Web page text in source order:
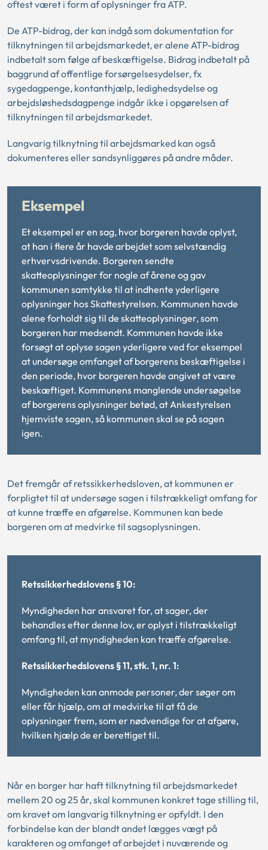
oftest været i form af oplysninger fra ATP.
De ATP-bidrag, der kan indgå som dokumentation for
tilknytningen til arbejdsmarkedet, er alene ATP-bidrag
indbetalt som følge af beskæftigelse. Bidrag indbetalt på
baggrund af offentlige forsørgelsesydelser, fx
sygedagpenge, kontanthjælp, ledighedsydelse og
arbejdsløshedsdagpenge indgår ikke i opgørelsen af
tilknytningen til arbejdsmarkedet.
Langvarig tilknytning til arbejdsmarked kan også
dokumenteres eller sandsynliggøres på andre måder.
Eksempel
Et eksempel er en sag, hvor borgeren havde oplyst,
at han i flere år havde arbejdet som selvstændig
erhvervsdrivende. Borgeren sendte
skatteoplysninger for nogle af årene og gav
kommunen samtykke til at indhente yderligere
oplysninger hos Skattestyrelsen. Kommunen havde
alene forholdt sig til de skatteoplysninger, som
borgeren har medsendt. Kommunen havde ikke
forsøgt at oplyse sagen yderligere ved for eksempel
at undersøge omfanget af borgerens beskæftigelse i
den periode, hvor borgeren havde angivet at være
beskæftiget. Kommunens manglende undersøgelse
af borgerens oplysninger betød, at Ankestyrelsen
hjemviste sagen, så kommunen skal se på sagen
igen.
Det fremgår af retssikkerhedsloven, at kommunen er
forpligtet til at undersøge sagen i tilstrækkeligt omfang for
at kunne træffe en afgørelse. Kommunen kan bede
borgeren om at medvirke til sagsoplysningen.
Retssikkerhedslovens § 10:
Myndigheden har ansvaret for, at sager, der
behandles efter denne lov, er oplyst i tilstrækkeligt
omfang til, at myndigheden kan træffe afgørelse.
Retssikkerhedslovens § 11, stk. 1, nr. 1:
Myndigheden kan anmode personer, der søger om
eller får hjælp, om at medvirke til at få de
oplysninger frem, som er nødvendige for at afgøre,
hvilken hjælp de er berettiget til.
Når en borger har haft tilknytning til arbejdsmarkedet
mellem 20 og 25 år, skal kommunen konkret tage stilling til,
om kravet om langvarig tilknytning er opfyldt. I den
forbindelse kan der blandt andet lægges vægt på
karakteren og omfanget af arbejdet i nuværende og